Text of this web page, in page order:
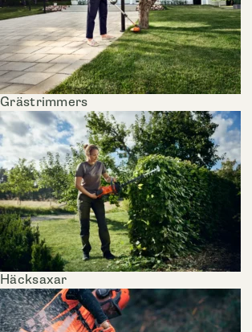
Grästrimmers
Häcksaxar